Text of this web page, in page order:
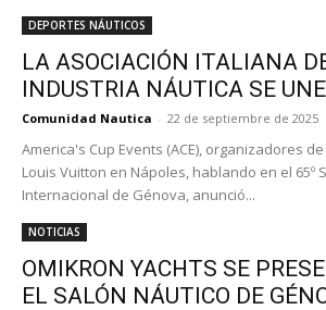
DEPORTES NÁUTICOS
LA ASOCIACIÓN ITALIANA
INDUSTRIA NÁUTICA SE
Comunidad Nautica - 22 de septiembre de 2025
America's Cup Events (ACE), organizadores
Louis Vuitton en Nápoles, hablando en el 65º
Internacional de Génova, anunció...
NOTICIAS
OMIKRON YACHTS SE
EL SALÓN NÁUTICO DE